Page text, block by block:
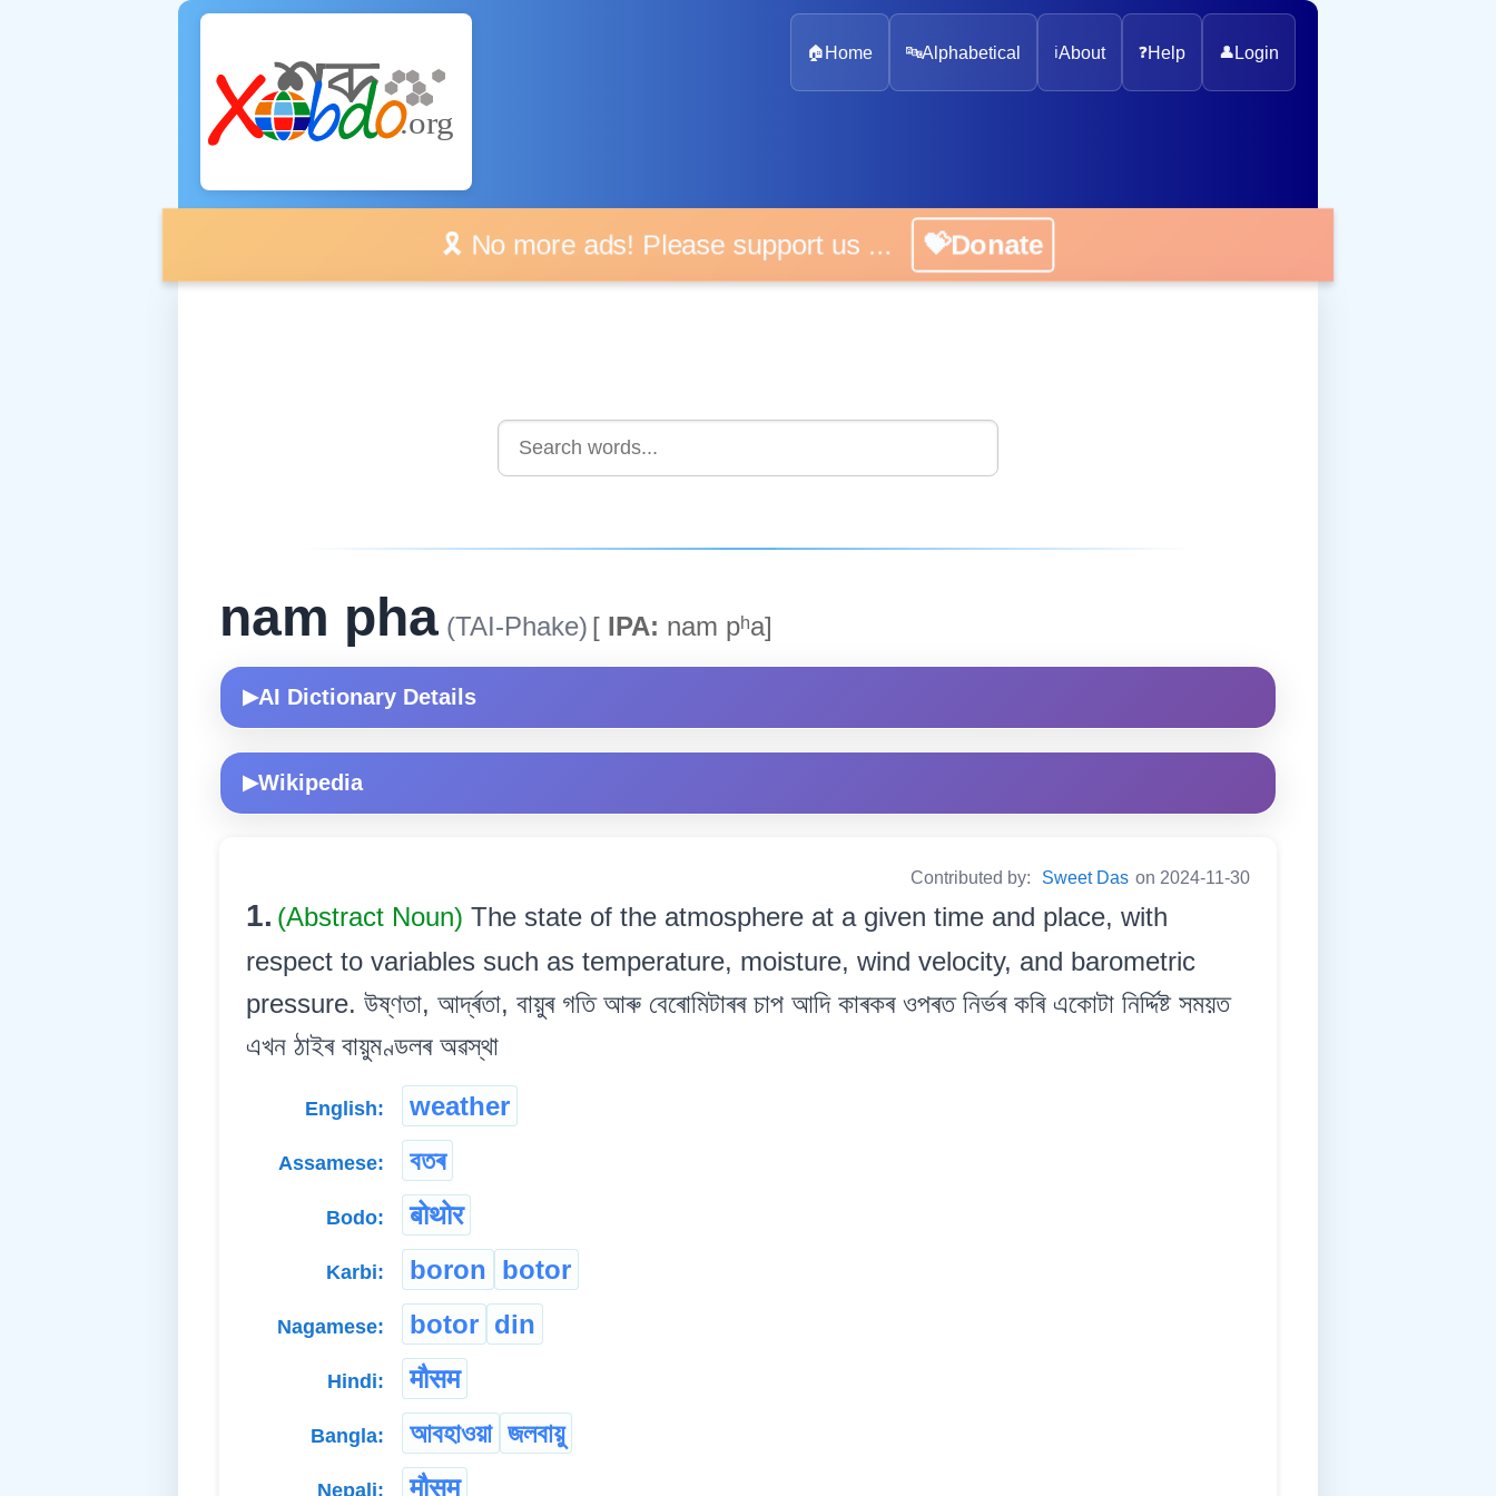
🏠 Home 🔤Alphabetical ℹ️About ❓Help 👤 Login
🎗️ No more ads! Please support us ... 💝Donate
nam pha (TAI-Phake) [ IPA: nam pʰa]
▶AI Dictionary Details
▶Wikipedia
Contributed by: Sweet Das on 2024-11-30
1. (Abstract Noun) The state of the atmosphere at a given time and place, with
respect to variables such as temperature, moisture, wind velocity, and barometric
pressure. উষ্ণতা, আৰ্দ্ৰতা, বায়ুৰ গতি আৰু বেৰোমিটাৰৰ চাপ আদি কাৰকৰ ওপৰত নিৰ্ভৰ কৰি একোটা নিৰ্দ্দিষ্ট সময়ত
এখন ঠাইৰ বায়ুমণ্ডলৰ অৱস্থা
English: weather
Assamese: বতৰ
Bodo: बोथोर
Karbi: boron botor
Nagamese: botor din
Hindi: मौसम
Bangla: আবহাওয়া জলবায়ু
Nepali: मौसम